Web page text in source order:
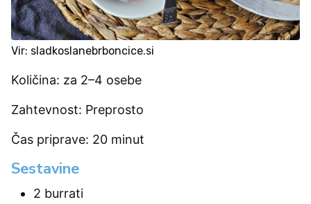
Vir: sladkoslanebrboncice.si
Količina: za 2–4 osebe
Zahtevnost: Preprosto
Čas priprave: 20 minut
Sestavine
2 burrati